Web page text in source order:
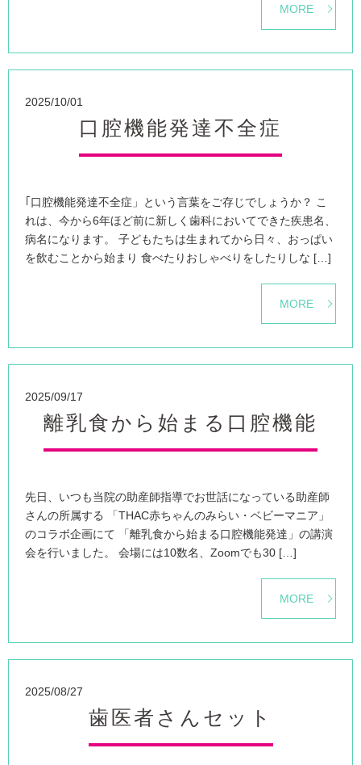
MORE
2025/10/01
口腔機能発達不全症
｢口腔機能発達不全症」という言葉をご存じでしょうか？ こ
れは、今から6年ほど前に新しく歯科においてできた疾患名、
病名になります。 子どもたちは生まれてから日々、おっぱい
を飲むことから始まり 食べたりおしゃべりをしたりしな […]
MORE
2025/09/17
離乳食から始まる口腔機能
先日、いつも当院の助産師指導でお世話になっている助産師
さんの所属する 「THAC赤ちゃんのみらい・ベビーマニア」
のコラボ企画にて 「離乳食から始まる口腔機能発達」の講演
会を行いました。 会場には10数名、Zoomでも30 […]
MORE
2025/08/27
歯医者さんセット